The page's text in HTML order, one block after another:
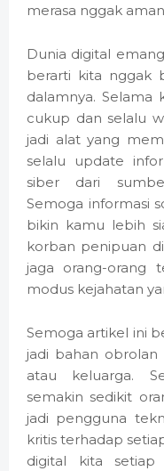
merasa nggak
Dunia digital
berarti kita nggak
dalamnya. Selama
cukup dan selalu
jadi alat yang
selalu update
siber dari
Semoga informasi
bikin kamu lebih
korban penipuan
jaga orang-orang
modus kejahatan
Semoga artikel ini
jadi bahan
atau keluarga.
semakin sedikit
jadi pengguna
kritis terhadap
digital kita setiap